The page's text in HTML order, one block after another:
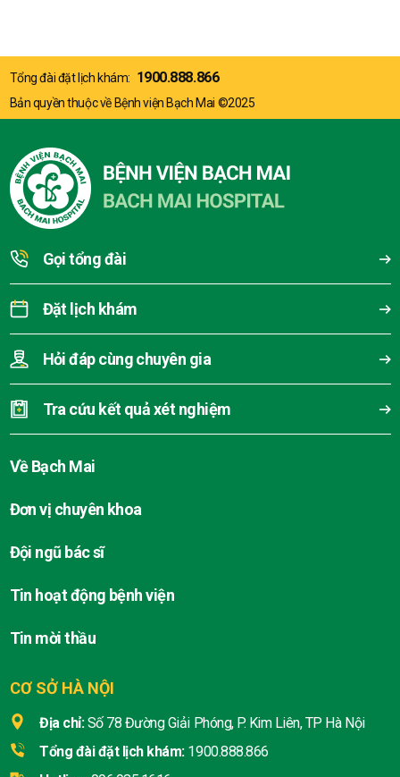
Tổng đài đặt lịch khám: 1900.888.866
Bản quyền thuộc về Bệnh viện Bạch Mai ©2025
CƠ SỞ HÀ NỘI
Địa chỉ: Số 78 Đường Giải Phóng, P. Kim Liên, TP Hà Nội
Tổng đài đặt lịch khám: 1900.888.866
Gọi tổng đài
Đặt lịch khám
Hỏi đáp cùng chuyên gia
Tra cứu kết quả xét nghiệm
Về Bạch Mai
Đơn vị chuyên khoa
Đội ngũ bác sĩ
Tin hoạt động bệnh viện
Tin mời thầu